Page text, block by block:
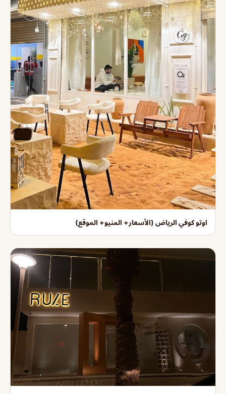
اوتو كوفي الرياض (الأسعار+ المنيو+ الموقع)